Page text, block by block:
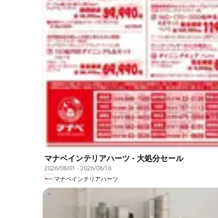
マナベインテリアハーツ - 大処分セール
2026/08/01 -2026/08/16
マナベインテリアハーツ